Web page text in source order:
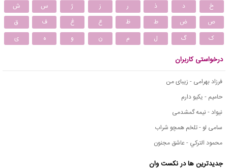
خ
د ذ ر ز ژ س
ش
ص
ض ط ظ ع غ ف
ق
ک
گ ل م ن و ه ی
درخواستی کاربران
فرزاد بهرامی - زیبای من
حامیم - یکیو دارم
نیواد - نیمه گمشدمی
سامی لو - تلخم همچو شراب
محمود التركي - عاشق مجنون
جدیدترین ها در نکست وان